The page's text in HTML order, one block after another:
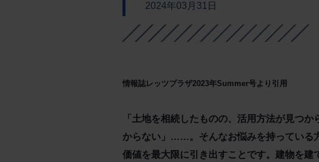
2024年03月31日
情報誌レッツプラザ2023年Summer号より引用
「土地を相続したものの、活用方法が見つ
からない」……。そんなお悩みを持っている
価値を最大限に引き出すことです。建物を